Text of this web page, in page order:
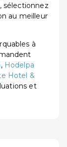
sélectionnez
au meilleur
à
, Hodelpa
Hotel &
et